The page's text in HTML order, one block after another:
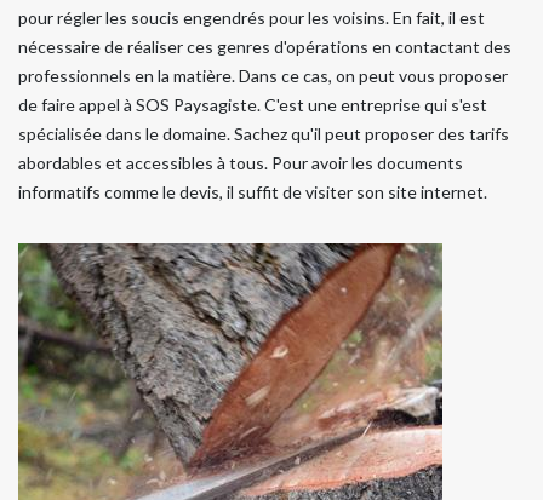
pour régler les soucis engendrés pour les voisins. En fait, il est
nécessaire de réaliser ces genres d'opérations en contactant des
professionnels en la matière. Dans ce cas, on peut vous proposer
de faire appel à SOS Paysagiste. C'est une entreprise qui s'est
spécialisée dans le domaine. Sachez qu'il peut proposer des tarifs
abordables et accessibles à tous. Pour avoir les documents
informatifs comme le devis, il suffit de visiter son site internet.